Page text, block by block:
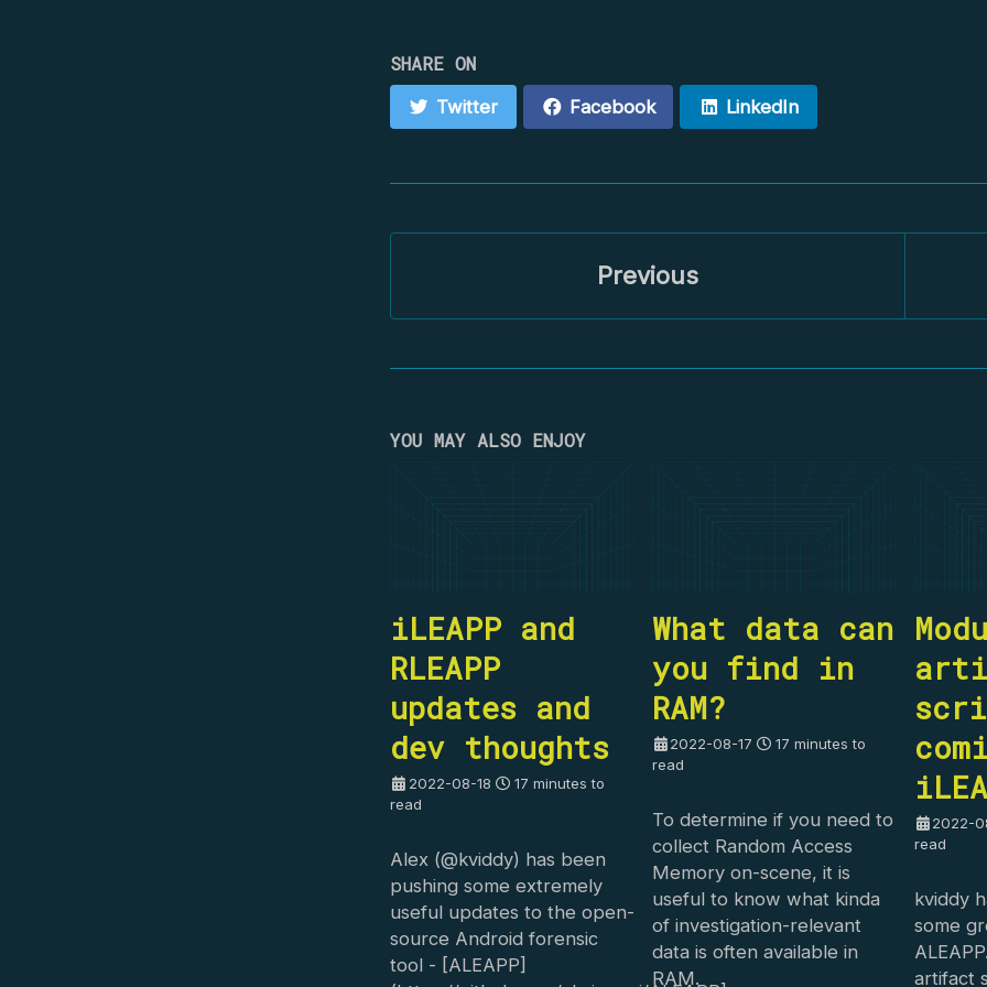
SHARE ON
Twitter Facebook LinkedIn
Previous
YOU MAY ALSO ENJOY
iLEAPP and
RLEAPP
updates and
dev thoughts
2022-08-18
17 minutes to
read
Alex (@kviddy) has been
pushing some extremely
useful updates to the open-
source Android forensic
tool - [ALEAPP]
What data can
you find in
RAM?
2022-08-17
17 minutes to
read
To determine if you need to
collect Random Access
Memory on-scene, it is
useful to know what kinda
of investigation-relevant
data is often available in
RAM.
2022-
read
kviddy
some
artifact